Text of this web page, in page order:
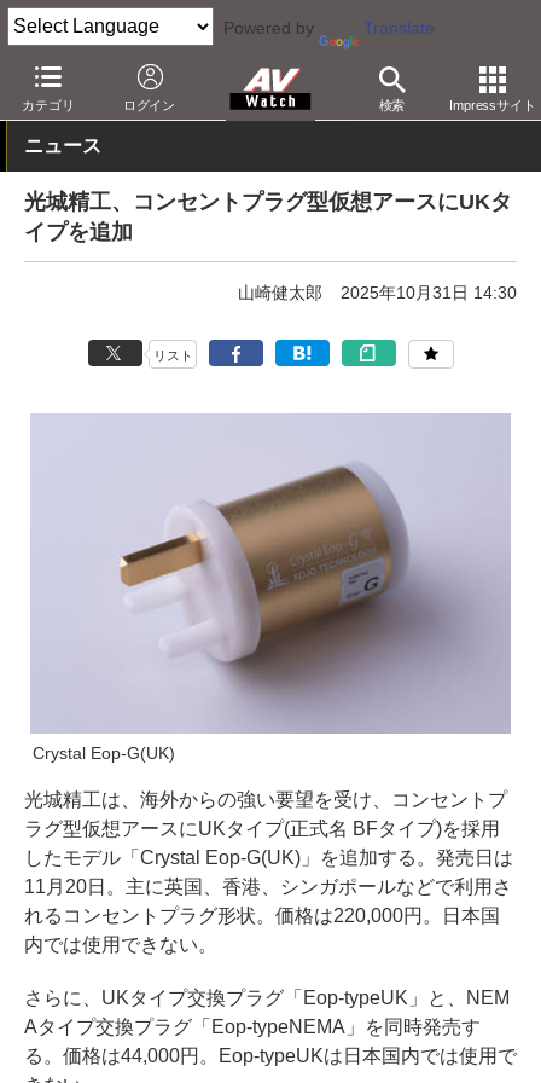
Powered by Translate
カテゴリ ログイン 検索 Impressサイト
AV Watch 製品 オーディオアクセサリ
ニュース
光城精工、コンセントプラグ型仮想アースにUKタ
イプを追加
山崎健太郎 2025年10月31日 14:30
リスト
Crystal Eop-G(UK)
光城精工は、海外からの強い要望を受け、コンセントプ
ラグ型仮想アースにUKタイプ(正式名 BFタイプ)を採用
したモデル「Crystal Eop-G(UK)」を追加する。発売日は
11月20日。主に英国、香港、シンガポールなどで利用さ
れるコンセントプラグ形状。価格は220,000円。日本国
内では使用できない。
さらに、UKタイプ交換プラグ「Eop-typeUK」と、NEM
Aタイプ交換プラグ「Eop-typeNEMA」を同時発売す
る。価格は44,000円。Eop-typeUKは日本国内では使用で